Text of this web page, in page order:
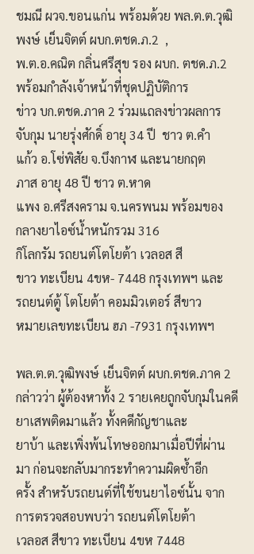
ชมณี ผวจ.ขอนแก่น พร้อมด้วย พล.ต.ต.วุฒิ
พงษ์ เย็นจิตต์ ผบก.ตชด.ภ.2 ,
พ.ต.อ.คณิต กลิ่นศรีสุข รอง ผบก. ตชด.ภ.2
พร้อมกำลังเจ้าหน้าที่ชุดปฏิบัติการ
ข่าว บก.ตชด.ภาค 2 ร่วมแถลงข่าวผลการ
จับกุม นายรุ่งศักดิ์ อายุ 34 ปี ชาว ต.คำ
แก้ว อ.โซ่พิสัย จ.บึงกาฬ และนายกฤต
ภาส อายุ 48 ปี ชาว ต.หาด
แพง อ.ศรีสงคราม จ.นครพนม พร้อมของ
กลางยาไอซ์น้ำหนักรวม 316
กิโลกรัม รถยนต์โตโยต้า เวลอส สี
ขาว ทะเบียน 4ขห- 7448 กรุงเทพฯ และ
รถยนต์ตู้ โตโยต้า คอมมิวเตอร์ สีขาว
หมายเลขทะเบียน ฮภ -7931 กรุงเทพฯ
พล.ต.ต.วุฒิพงษ์ เย็นจิตต์ ผบก.ตชด.ภาค 2
กล่าวว่า ผู้ต้องหาทั้ง 2 รายเคยถูกจับกุมในคดี
ยาเสพติดมาแล้ว ทั้งคดีกัญชาและ
ยาบ้า และเพิ่งพ้นโทษออกมาเมื่อปีที่ผ่าน
มา ก่อนจะกลับมากระทำความผิดซ้ำอีก
ครั้ง สำหรับรถยนต์ที่ใช้ขนยาไอซ์นั้น จาก
การตรวจสอบพบว่า รถยนต์โตโยต้า
เวลอส สีขาว ทะเบียน 4ขห 7448